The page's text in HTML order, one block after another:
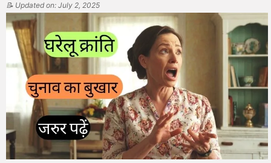
📝 Updated on: July 2, 2025